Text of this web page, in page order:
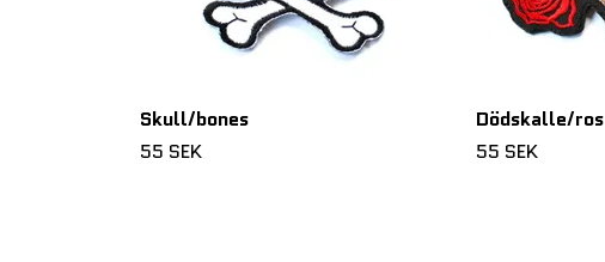
Skull/bones
55 SEK
Dödskalle/ros
55 SEK